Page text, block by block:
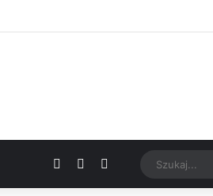
Facebook YouTubeGoogle News